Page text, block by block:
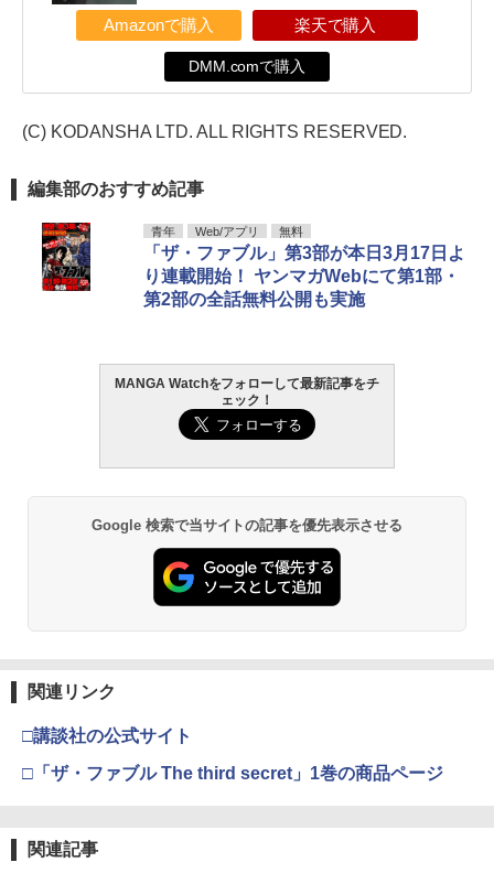
Amazonで購入 楽天で購入
DMM.comで購入
(C) KODANSHA LTD. ALL RIGHTS RESERVED.
編集部のおすすめ記事
青年 Web/アプリ 無料
「ザ・ファブル」第3部が本日3月17日よ
り連載開始！ ヤンマガWebにて第1部・
第2部の全話無料公開も実施
MANGA Watchをフォローして最新記事をチ
ェック！
Google 検索で当サイトの記事を優先表示させる
関連リンク
□講談社の公式サイト
□「ザ・ファブル The third secret」1巻の商品ページ
関連記事